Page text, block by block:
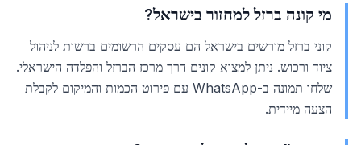
מי קונה ברזל למחזור בישראל?
קוני ברזל מורשים בישראל הם עסקים הרשומים ברשות לניהול
ציוד ורכוש. ניתן למצוא קונים דרך מרכז הברזל והפלדה הישראלי.
שלחו תמונה ב-WhatsApp עם פירוט הכמות והמיקום לקבלת
הצעה מיידית.